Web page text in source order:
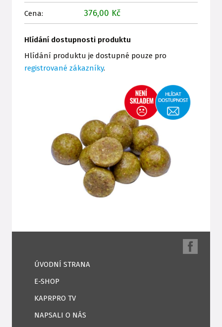
Cena: 376,00 Kč
Hlídání dostupnosti produktu
Hlídání produktu je dostupné pouze pro
registrované zákazníky.
ÚVODNÍ STRANA
E-SHOP
KAPRPRO TV
NAPSALI O NÁS